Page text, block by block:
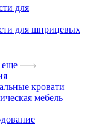
для
для шприцевых
еще
кровати
мебель